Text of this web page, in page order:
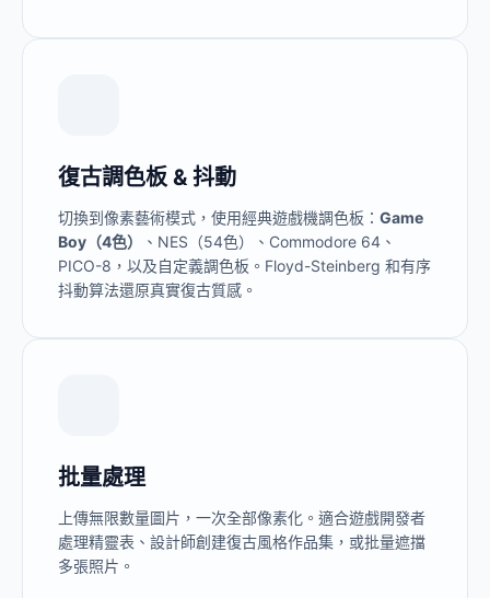
復古調色板 & 抖動
切換到像素藝術模式，使用經典遊戲機調色板： Game
Boy（4色）
、NES（54色）、Commodore 64、
PICO-8，以及自定義調色板。Floyd-Steinberg 和有序
抖動算法還原真實復古質感。
批量處理
上傳無限數量圖片，一次全部像素化。適合遊戲開發者
處理精靈表、設計師創建復古風格作品集，或批量遮擋
多張照片。